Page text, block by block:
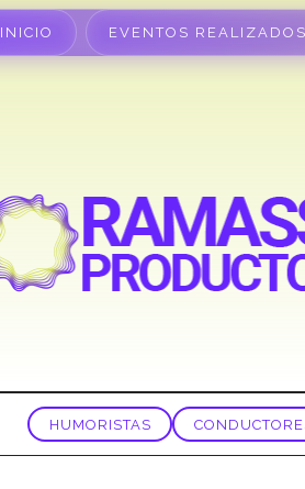
INICIO EVENTOS REALIZADOS
HUMORISTAS